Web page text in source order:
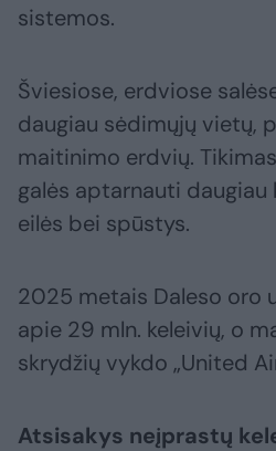
sistemos.
Šviesiose, erdviose
daugiau sėdimųjų vietų,
maitinimo erdvių.
galės aptarnauti daugiau
eilės bei spūstys.
2025 metais Daleso oro
apie 29 mln. keleivių, o
skrydžių vykdo „United
Atsisakys neįprastų